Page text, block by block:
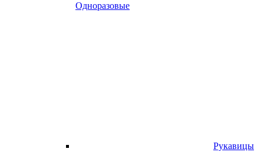
Одноразовые
Рукавицы